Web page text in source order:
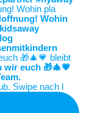
Wohin pla
🎁🎄💗 bleibt
Swipe nach l